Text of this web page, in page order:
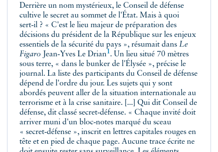
Derrière un nom mystérieux, le Conseil de défense
cultive le secret au sommet de l'État. Mais à quoi
sert‑il ? « C'est le lieu majeur de préparation des
décisions du président de la République sur les enjeux
essentiels de la sécurité du pays », résumait dans Le
Figaro Jean‑Yves Le Drian1. Un lieu situé 70 mètres
sous terre, « dans le bunker de l'Élysée », précise le
journal. La liste des participants du Conseil de défense
dépend de l'ordre du jour. Les sujets qui y sont
abordés peuvent aller de la situation internationale au
terrorisme et à la crise sanitaire. [...] Qui dit Conseil de
défense, dit classé secret‑défense. « Chaque invité doit
arriver muni d'un bloc‑notes marqué du sceau
« secret‑défense », inscrit en lettres capitales rouges en
tête et en pied de chaque page. Aucune trace écrite ne